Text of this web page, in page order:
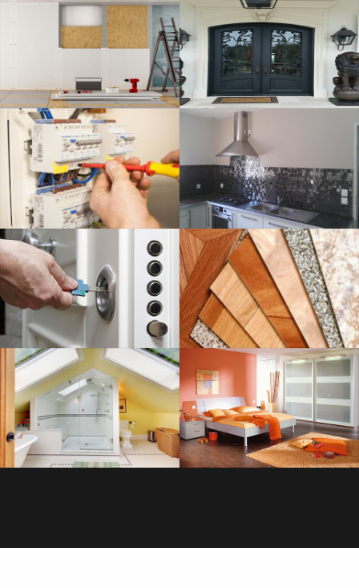
ISOLATION, CLOISONS ET FAUX
PLAFOND
ELECTRICITÉ
SAVOIR PLUS
SERRURERIE
SAVOIR PLUS
PLOMBERIE
SAVOIR PLUS